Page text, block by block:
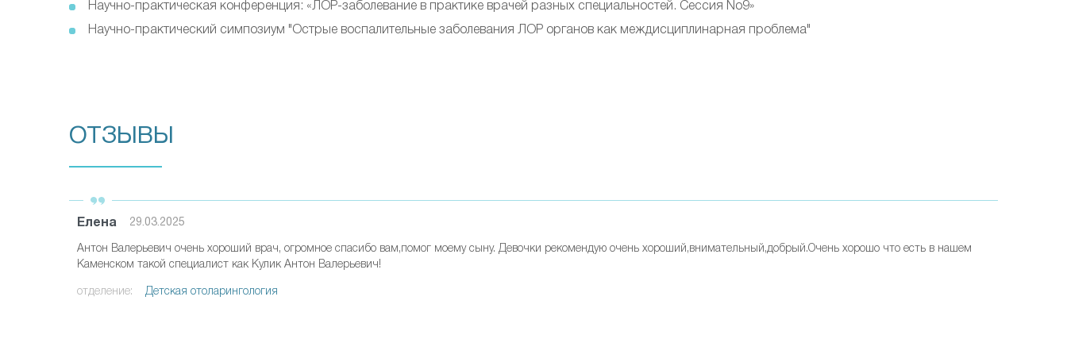
Научно-практическая конференция: «ЛОР-заболевание в практике врачей разных специальностей. Сессия No9»
Научно-практический симпозиум "Острые воспалительные заболевания ЛОР органов как междисциплинарная проблема"
ОТЗЫВЫ
Елена 29.03.2025
Антон Валерьевич очень хороший врач, огромное спасибо вам,помог моему сыну. Девочки рекомендую очень хороший,внимательный,добрый.Очень хорошо что есть в нашем
Каменском такой специалист как Кулик Антон Валерьевич!
отделение: Детская отоларингология